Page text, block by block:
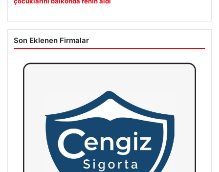
Son Eklenen Firmalar